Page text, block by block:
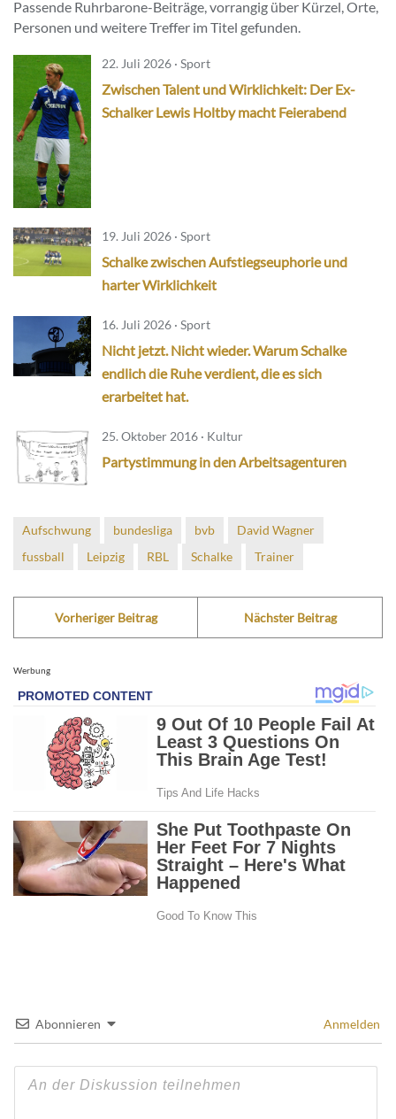
Passende Ruhrbarone-Beiträge, vorrangig über Kürzel, Orte,
Personen und weitere Treffer im Titel gefunden.
22. Juli 2026 · Sport
Zwischen Talent und Wirklichkeit: Der Ex-
Schalker Lewis Holtby macht Feierabend
19. Juli 2026 · Sport
Schalke zwischen Aufstiegseuphorie und
harter Wirklichkeit
16. Juli 2026 · Sport
Nicht jetzt. Nicht wieder. Warum Schalke
endlich die Ruhe verdient, die es sich
erarbeitet hat.
25. Oktober 2016 · Kultur
Partystimmung in den Arbeitsagenturen
Aufschwung bundesliga bvb
David Wagner
fussball
Leipzig RBL Schalke Trainer
Vorheriger Beitrag Nächster Beitrag
Werbung
Abonnieren Anmelden